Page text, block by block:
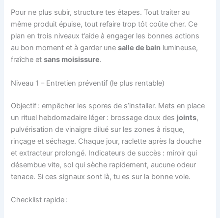
Pour ne plus subir, structure tes étapes. Tout traiter au
même produit épuise, tout refaire trop tôt coûte cher. Ce
plan en trois niveaux t’aide à engager les bonnes actions
au bon moment et à garder unesalle de bain lumineuse,
fraîche etsans moisissure.
Niveau 1 – Entretien préventif (le plus rentable)
Objectif : empêcher les spores de s’installer. Mets en place
un rituel hebdomadaire léger : brossage doux des joints,
pulvérisation de vinaigre dilué sur les zones à risque,
rinçage et séchage. Chaque jour, raclette après la douche
et extracteur prolongé. Indicateurs de succès : miroir qui
désembue vite, sol qui sèche rapidement, aucune odeur
tenace. Si ces signaux sont là, tu es sur la bonne voie.
Checklist rapide :